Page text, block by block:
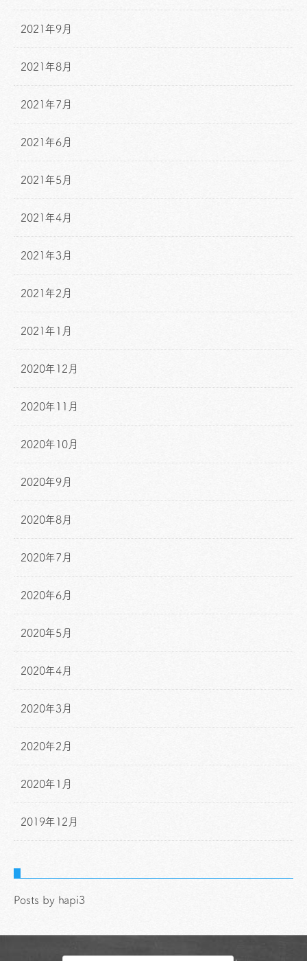
2021年9月
2021年8月
2021年7月
2021年6月
2021年5月
2021年4月
2021年3月
2021年2月
2021年1月
2020年12月
2020年11月
2020年10月
2020年9月
2020年8月
2020年7月
2020年6月
2020年5月
2020年4月
2020年3月
2020年2月
2020年1月
2019年12月
Posts by hapi3